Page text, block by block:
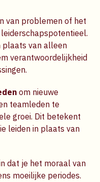
van problemen of het
plaats van alleen
verantwoordelijkheid
om nieuwe
teamleden te
groei. Dit betekent
leiden in plaats van
dat je het moraal van
moeilijke periodes.